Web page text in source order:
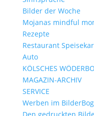
Bilder der Woche
Mojanas mindful
Rezepte
Restaurant
Auto
KÖLSCHES
MAGAZIN-ARCHIV
SERVICE
Werben im